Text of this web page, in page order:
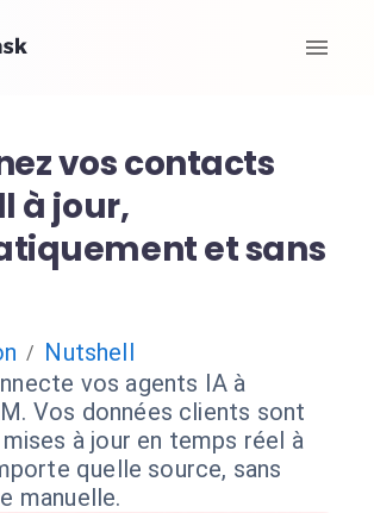
vos contacts
à jour,
et sans
/ Nutshell
vos agents IA à
Vos données clients sont
à jour en temps réel à
quelle source, sans
manuelle.